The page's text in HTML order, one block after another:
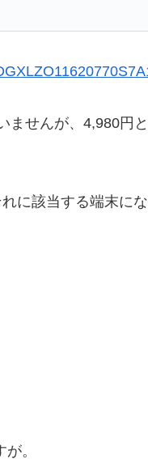
ませんが、4,980円
に該当する端末にな
。